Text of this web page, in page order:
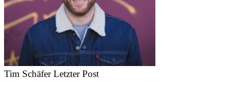
Tim Schäfer Letzter Post